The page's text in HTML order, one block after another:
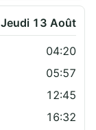
Jeudi 13 Août
04:20
05:57
12:45
16:32